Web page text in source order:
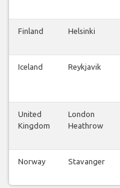
Finland Helsinki
Iceland Reykjavik
United
Kingdom
London
Heathrow
Norway Stavanger